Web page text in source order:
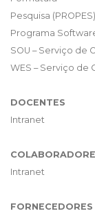
Pesquisa (PROPES)
Programa
SOU – Serviço de
WES – Serviço de
DOCENTES
Intranet
Intranet
FORNECEDORES